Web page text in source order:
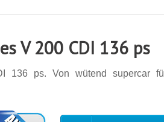
V 200 CDI 136 ps
136 ps. Von wütend supercar